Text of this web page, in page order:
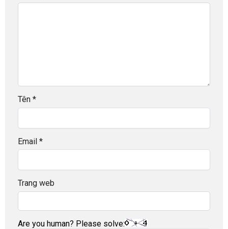
Tên *
Email *
Trang web
Are you human? Please solve: